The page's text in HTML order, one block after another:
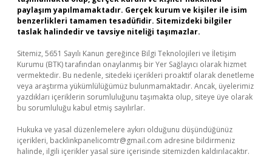
paylaşım yapılmamaktadır. Gerçek kurum ve kişiler ile isim
benzerlikleri tamamen tesadüfidir. Sitemizdeki bilgiler
taslak halindedir ve tavsiye niteliği taşımazlar.
Sitemiz, 5651 Sayılı Kanun gereğince Bilgi Teknolojileri ve İletişim
Kurumu (BTK) tarafından onaylanmış bir Yer Sağlayıcı olarak hizmet
vermektedir. Bu nedenle, sitedeki içerikleri proaktif olarak denetleme
veya araştırma yükümlülüğümüz bulunmamaktadır. Ancak, üyelerimiz
yazdıkları içeriklerin sorumluluğunu taşımakta olup, siteye üye olarak
bu sorumluluğu kabul etmiş sayılırlar.
Hukuka ve yasal düzenlemelere aykırı olduğunu düşündüğünüz
içerikleri, backlinkpanelicomtr@gmail.com adresine bildirmeniz
halinde, ilgili içerikler yasal süre içerisinde sitemizden kaldırılacaktır.